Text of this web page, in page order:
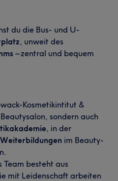
du die Bus- und U-
, unweit des
– zentral und bequem
Kosmetikintitut &
sondern auch
, in der
im Beauty-
Team besteht aus
mit Leidenschaft arbeiten